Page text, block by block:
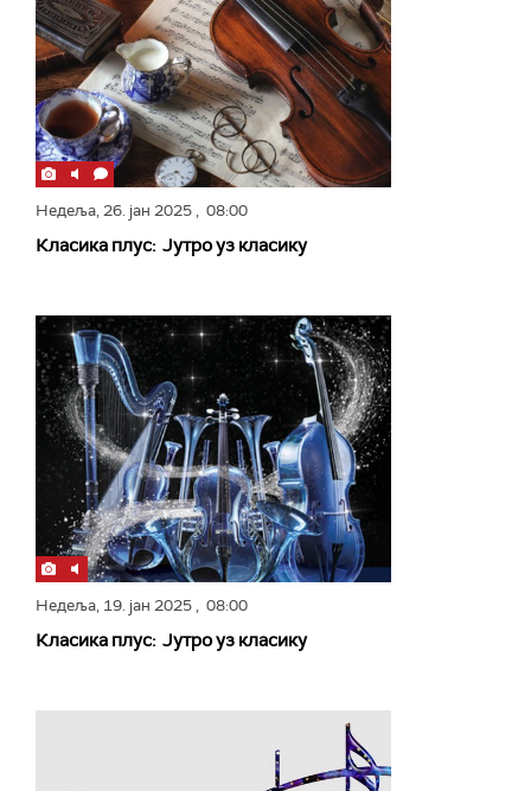
Недеља,26. јан 2025, 08:00
Класика плус: Јутро уз класику
Недеља, 19. јан 2025, 08:00
Класика плус: Јутро уз класику